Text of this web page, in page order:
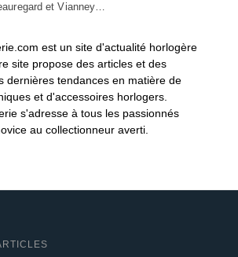
et Vianney…
est un site d'actualité horlogère
site propose des articles et des
dernières tendances en matière de
et d'accessoires horlogers.
s'adresse à tous les passionnés
au collectionneur averti.